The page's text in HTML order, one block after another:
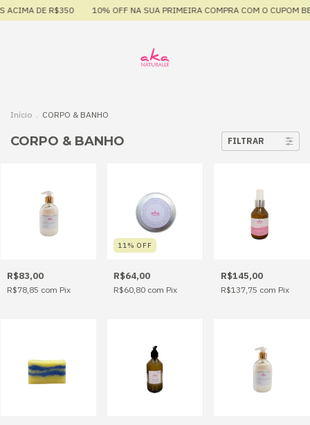
ACIMA DE R$350 10% OFF NA SUA PRIMEIRA COMPRA COM O CUPOM
Início . CORPO & BANHO
CORPO & BANHO FILTRAR
R$83,00
R$78,85 com Pix
11%OFF
R$64,00
R$60,80 com Pix
R$145,00
R$137,75 com Pix